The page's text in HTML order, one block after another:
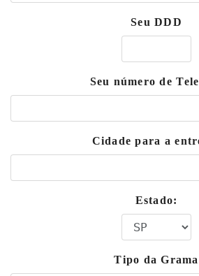
Seu DDD
Seu número de
Cidade para a
Estado:
Tipo da Grama